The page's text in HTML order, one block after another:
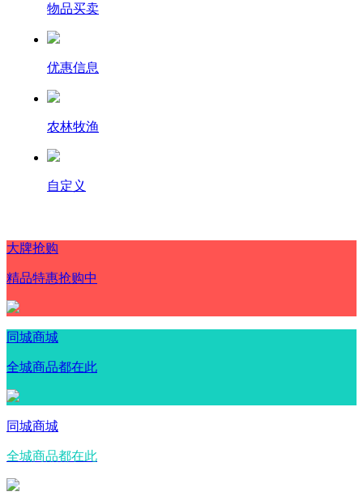
物品买卖
优惠信息
农林牧渔
自定义
大牌抢购
精品特惠抢购中
同城商城
全城商品都在此
同城商城
全城商品都在此